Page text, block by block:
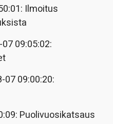
Ilmoitus
09:05:02:
07 09:00:20:
Puolivuosikatsaus